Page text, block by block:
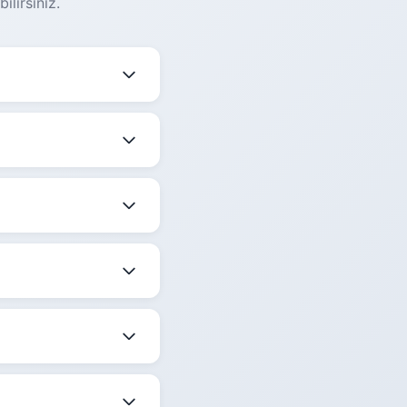
Güncel
birlikte ortalama
en uygun saati